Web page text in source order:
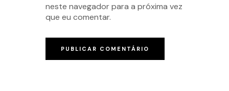
neste navegador para a próxima vez
que eu comentar.